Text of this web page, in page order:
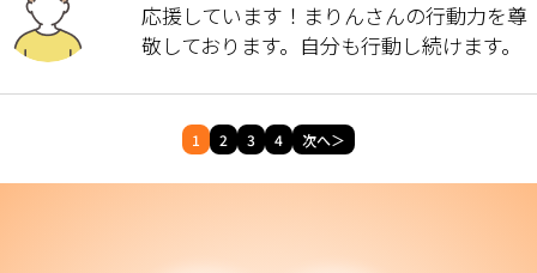
応援しています！まりんさんの行動力を尊
敬しております。自分も行動し続けます。
1 2 3 4 次へ＞